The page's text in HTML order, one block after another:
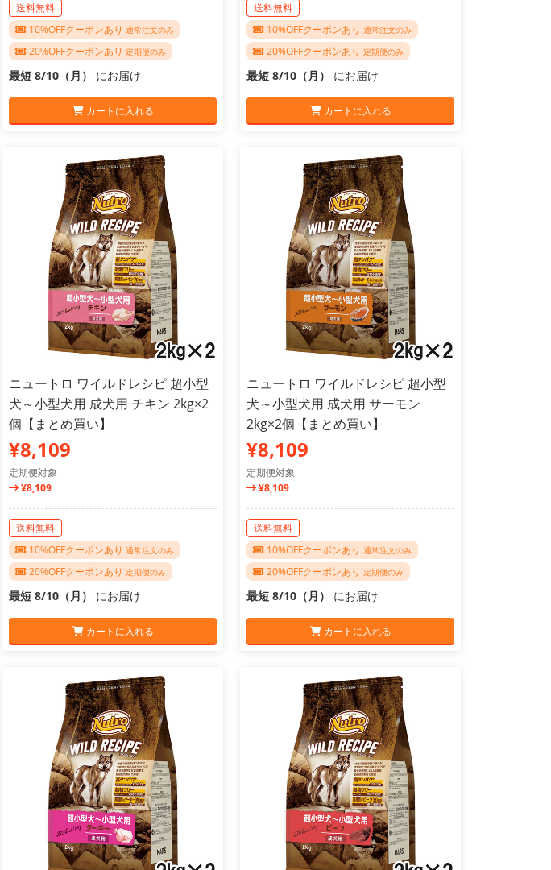
送料無料
10%OFFクーポンあり 通常注文のみ
20%OFFクーポンあり 定期便のみ
最短 8/10（月） にお届け
カートに入れる
送料無料
10%OFFクーポンあり 通常注文のみ
20%OFFクーポンあり 定期便のみ
最短 8/10（月） にお届け
カートに入れる
ニュートロ ワイルドレシピ 超小型
犬～小型犬用 成犬用 チキン 2kg×2
個【まとめ買い】
¥8,109
定期便対象
¥8,109
送料無料
10%OFFクーポンあり 通常注文のみ
20%OFFクーポンあり 定期便のみ
最短 8/10（月） にお届け
カートに入れる
ニュートロ ワイルドレシピ 超小型
犬～小型犬用 成犬用 サーモン
2kg×2個【まとめ買い】
¥8,109
定期便対象
¥8,109
送料無料
10%OFFクーポンあり 通常注文のみ
20%OFFクーポンあり 定期便のみ
最短 8/10（月） にお届け
カートに入れる